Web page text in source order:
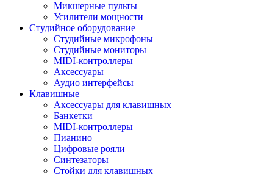
Микшерные пульты
Усилители мощности
Студийное оборудование
Студийные микрофоны
Студийные мониторы
MIDI-контроллеры
Аксессуары
Аудио интерфейсы
Клавишные
Аксессуары для клавишных
Банкетки
MIDI-контроллеры
Пианино
Цифровые рояли
Синтезаторы
Стойки для клавишных